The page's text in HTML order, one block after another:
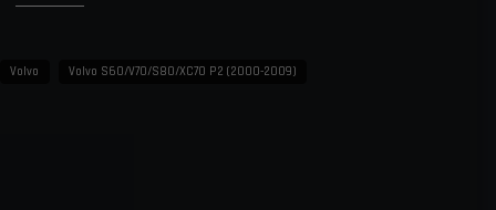
textilarmering
Volvo Volvo S60/V70/S80/XC70 P2 (2000-2009)